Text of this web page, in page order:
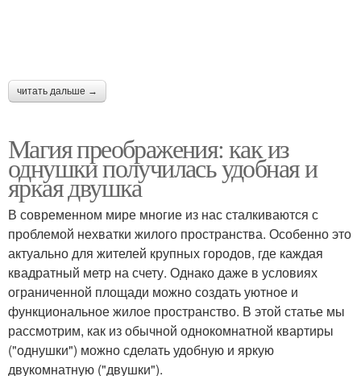
читать дальше →
Магия преображения: как из
однушки получилась удобная и
яркая двушка
В современном мире многие из нас сталкиваются с
проблемой нехватки жилого пространства. Особенно это
актуально для жителей крупных городов, где каждая
квадратный метр на счету. Однако даже в условиях
ограниченной площади можно создать уютное и
функциональное жилое пространство. В этой статье мы
рассмотрим, как из обычной однокомнатной квартиры
("однушки") можно сделать удобную и яркую
двукомнатную ("двушки").